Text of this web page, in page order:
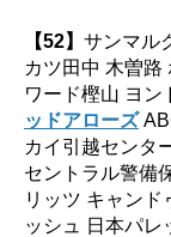
【52】 サンマル
カツ田中 木曽路
ワード樫山 ヨン
ッドアローズ
カイ引越センタ
セントラル警備
リッツ キャンド
ッシュ 日本パレ